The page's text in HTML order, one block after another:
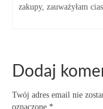
zakupy, zauważyłam
Dodaj
Twój adres email nie
oznaczone *